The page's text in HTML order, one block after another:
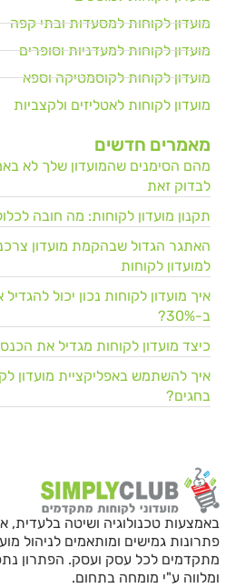
מועדון לקוחות למסעדות ובתי קפה
מועדון לקוחות למעדניות וסופרים
מועדון לקוחות לקוסמטיקה וספא
מועדון לקוחות לאטליזים ולקצביות
מאמרים חדשים
מהם הסימנים שהמועדון שלך לא
לבדוק זאת
תקנון מועדון לקוחות: מה חובה
האתגר הגדול שבהקמת מועדון
למועדון לקוחות
איך מועדון לקוחות נכון יכול
ב-30%?
כיצד מועדון לקוחות מגדיל את
איך להשתמש באפליקציית מועדון
בחגים?
באמצעות טכנולוגיה ושיטה בלעדית,
פתרונות גמישים ומותאמים לניהול
מתקדמים לכל עסק ועסק. הפתרון
ומלווה ע"י מומחה בתחום.